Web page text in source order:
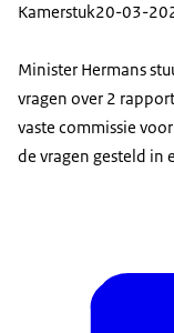
Kamerstuk20-03-
Minister Hermans
vragen over 2
vaste commissie
de vragen gesteld in